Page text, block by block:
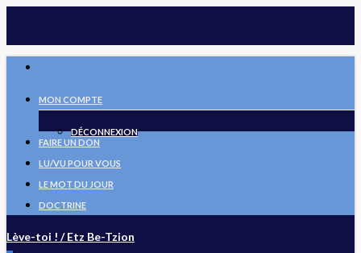
main
FACEBOOK
MON COMPTE
DÉCONNEXION
FAIRE UN DON
LU/VU POUR VOUS
LE MOT DU JOUR
DOCTRINE
Lève-toi ! / Etz Be-Tzion